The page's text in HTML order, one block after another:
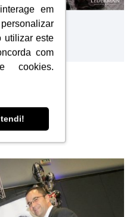
em
utilizar este
com
2011